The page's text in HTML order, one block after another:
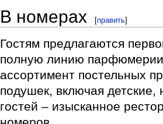
В номерах [править]
Гостям предлагаются
полную линию
ассортимент постельных
подушек, включая детские,
гостей – изысканное